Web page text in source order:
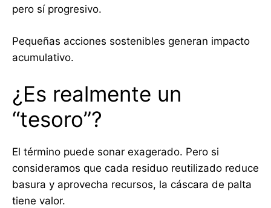
pero sí progresivo.
Pequeñas acciones sostenibles generan impacto
acumulativo.
¿Es realmente un
“tesoro”?
El término puede sonar exagerado. Pero si
consideramos que cada residuo reutilizado reduce
basura y aprovecha recursos, la cáscara de palta
tiene valor.